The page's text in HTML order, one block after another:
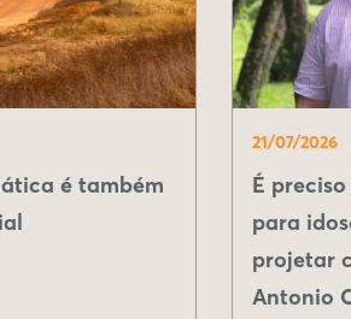
é também
21/07/2026
É
para
projetar
Antonio